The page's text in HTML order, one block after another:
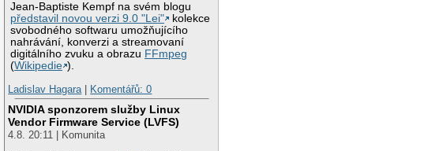
Jean-Baptiste Kempf na svém blogu
představil novou verzi 9.0 "Lei"
kolekce
svobodného softwaru umožňujícího
nahrávání, konverzi a streamovaní
digitálního zvuku a obrazu FFmpeg
(Wikipedie ).
Ladislav Hagara
Komentářů: 0
NVIDIA sponzorem služby Linux
Vendor Firmware Service (LVFS)
4.8. 20:11 | Komunita